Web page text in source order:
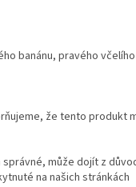
banánu, pravého
že tento produkt
může dojít z
na našich stránkách